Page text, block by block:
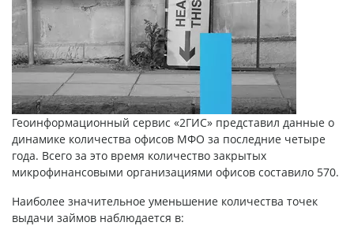
Геоинформационный сервис «2ГИС» представил данные о
динамике количества офисов МФО за последние четыре
года. Всего за это время количество закрытых
микрофинансовыми организациями офисов составило 570.
Наиболее значительное уменьшение количества точек
выдачи займов наблюдается в: